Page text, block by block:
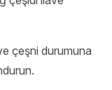
çeşni durumuna